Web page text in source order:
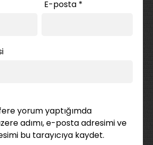
E-posta *
yorum yaptığımda
adımı, e-posta adresimi ve
bu tarayıcıya kaydet.